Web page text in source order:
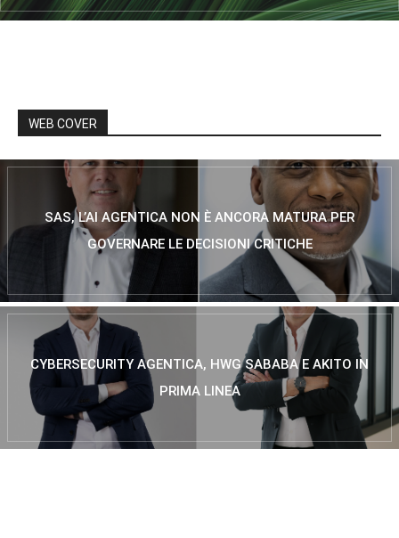
WEB COVER
SAS, L’AI AGENTICA NON È ANCORA MATURA PER
GOVERNARE LE DECISIONI CRITICHE
CYBERSECURITY AGENTICA, HWG SABABA E AKITO IN
PRIMA LINEA